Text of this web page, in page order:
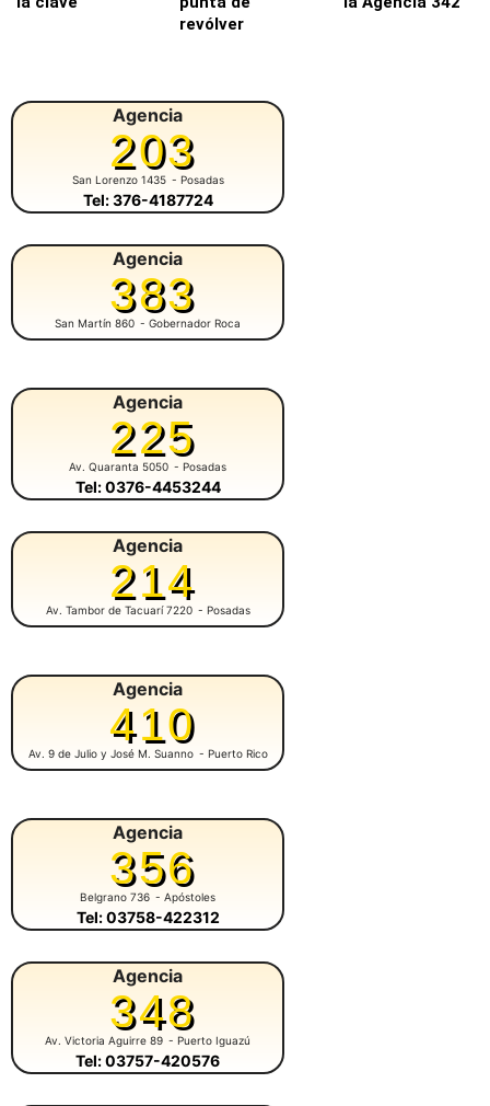
revólver
Agencia
203
San Lorenzo 1435 - Posadas
Tel: 376-4187724
Agencia
383
San Martín 860 - Gobernador Roca
Agencia
225
Av. Quaranta 5050 - Posadas
Tel: 0376-4453244
Agencia
214
Av. Tambor de Tacuarí 7220 - Posadas
Agencia
410
Av. 9 de Julio y José M. Suanno - Puerto Rico
Agencia
356
Belgrano 736 - Apóstoles
Tel: 03758-422312
Agencia
348
Av. Victoria Aguirre 89 - Puerto Iguazú
Tel: 03757-420576